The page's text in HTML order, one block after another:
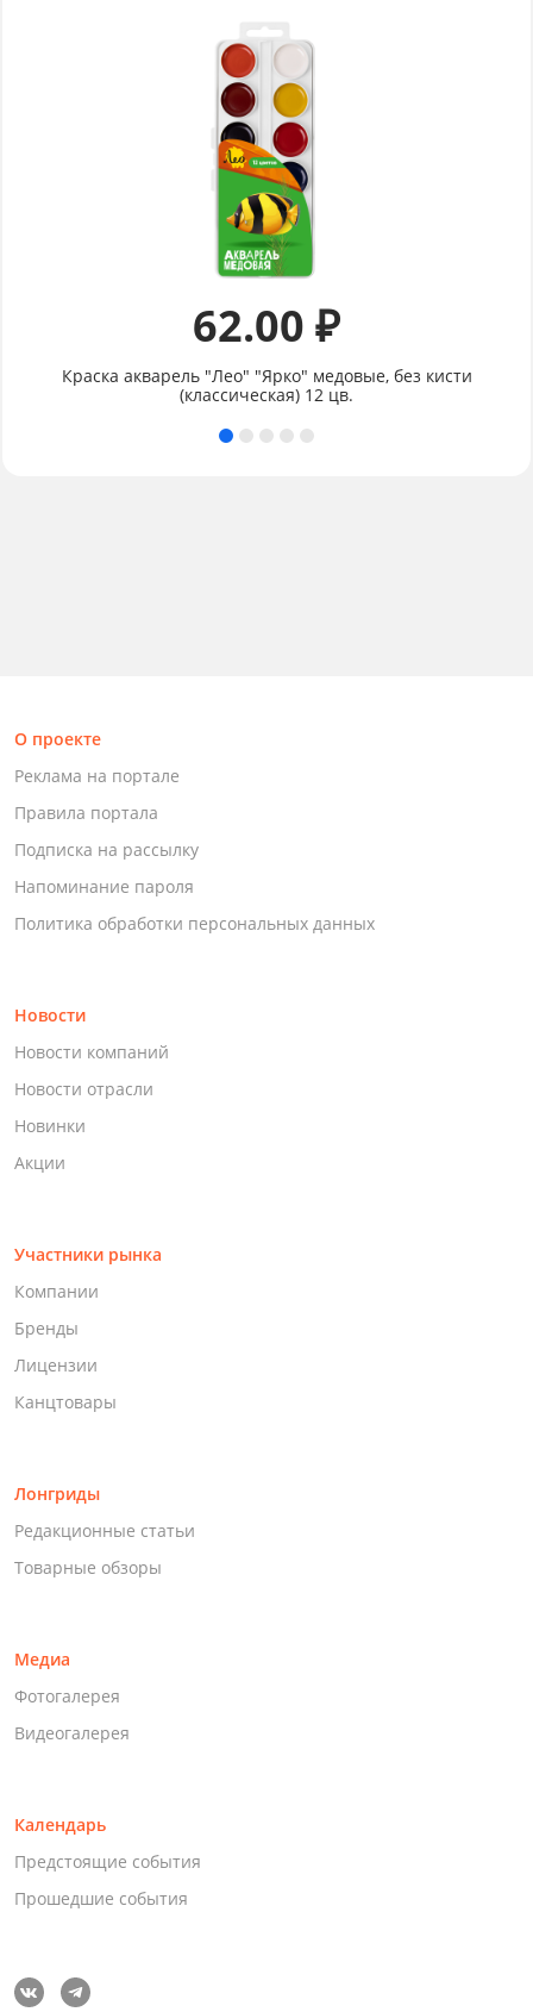
62.00 ₽
Краска акварель "Лео" "Ярко" медовые, без кисти
(классическая) 12 цв.
О проекте
Реклама на портале
Правила портала
Подписка на рассылку
Напоминание пароля
Политика обработки персональных данных
Новости
Новости компаний
Новости отрасли
Новинки
Акции
Участники рынка
Компании
Бренды
Лицензии
Канцтовары
Лонгриды
Редакционные статьи
Товарные обзоры
Медиа
Фотогалерея
Видеогалерея
Календарь
Предстоящие события
Прошедшие события